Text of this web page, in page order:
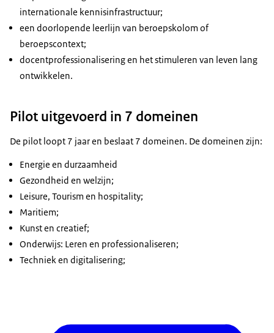
internationale kennisinfrastructuur;
een doorlopende leerlijn van beroepskolom of
beroepscontext;
docentprofessionalisering en het stimuleren van leven lang
ontwikkelen.
Pilot uitgevoerd in 7 domeinen
De pilot loopt 7 jaar en beslaat 7 domeinen. De domeinen zijn:
Energie en durzaamheid
Gezondheid en welzijn;
Leisure, Tourism en hospitality;
Maritiem;
Kunst en creatief;
Onderwijs: Leren en professionaliseren;
Techniek en digitalisering;